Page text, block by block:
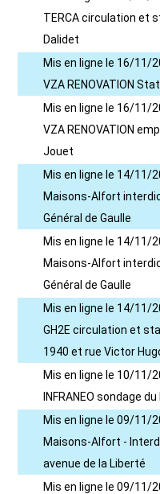
TERCA circulation et
Dalidet
Mis en ligne le 16/11/
VZA RENOVATION
Mis en ligne le 16/11/
VZA RENOVATION
Jouet
Mis en ligne le 14/11/
Maisons-Alfort
Général de Gaulle
Mis en ligne le 14/11/
Maisons-Alfort
Général de Gaulle
Mis en ligne le 14/11/
GH2E circulation et
1940 et rue Victor
Mis en ligne le 10/11/
INFRANEO sondage
Mis en ligne le 09/11/
Maisons-Alfort -
avenue de la Liberté
Mis en ligne le 09/11/